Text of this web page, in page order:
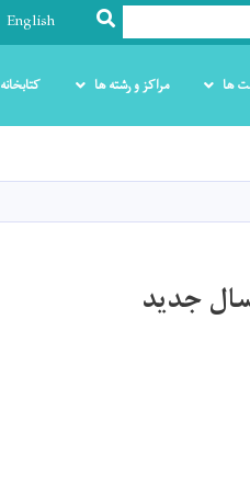
SEARCH
English
ها مراکز و رشته ها کتابخانه
جدید